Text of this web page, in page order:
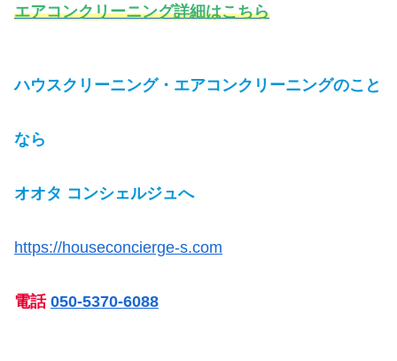
エアコンクリーニング詳細はこちら
ハウスクリーニング・エアコンクリーニングのこと
なら
オオタ コンシェルジュへ
https://houseconcierge-s.com
電話 050-5370-6088